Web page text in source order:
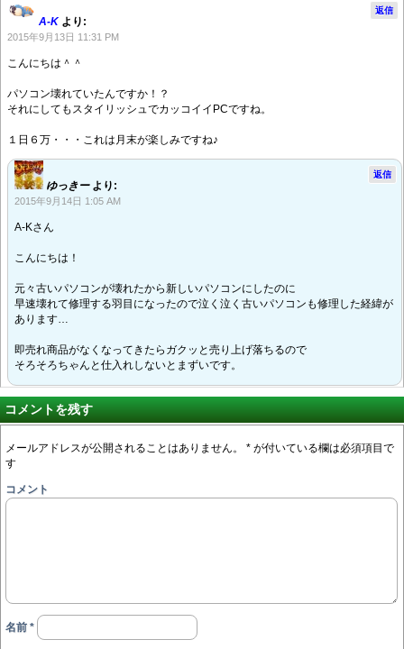
A-K より:
2015年9月13日 11:31 PM
こんにちは＾＾
パソコン壊れていたんですか！？
それにしてもスタイリッシュでカッコイイPCですね。
１日６万・・・これは月末が楽しみですね♪
返信
ゆっきー より:
2015年9月14日 1:05 AM
A-Kさん
こんにちは！
元々古いパソコンが壊れたから新しいパソコンにしたのに
早速壊れて修理する羽目になったので泣く泣く古いパソコンも修理した経緯が
あります…
即売れ商品がなくなってきたらガクッと売り上げ落ちるので
そろそろちゃんと仕入れしないとまずいです。
返信
コメントを残す
メールアドレスが公開されることはありません。 * が付いている欄は必須項目で
す
コメント
名前 *